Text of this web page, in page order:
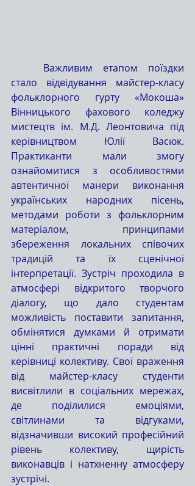
стало відвідування майстер-класу
фольклорного гурту «Мокоша»
Вінницького фахового коледжу
мистецтв ім. М.Д. Леонтовича під
керівництвом Юлії Васюк.
Практиканти мали змогу
ознайомитися з особливостями
автентичної манери виконання
українських народних пісень,
методами роботи з фольклорним
матеріалом, принципами
збереження локальних співочих
традицій та їх сценічної
інтерпретації. Зустріч проходила в
атмосфері відкритого творчого
діалогу, що дало студентам
можливість поставити запитання,
обмінятися думками й отримати
цінні практичні поради від
керівниці колективу. Свої враження
від майстер-класу студенти
висвітлили в соціальних мережах,
де поділилися емоціями,
світлинами та відгуками,
відзначивши високий професійний
рівень колективу, щирість
виконавців і натхненну атмосферу
зустрічі.